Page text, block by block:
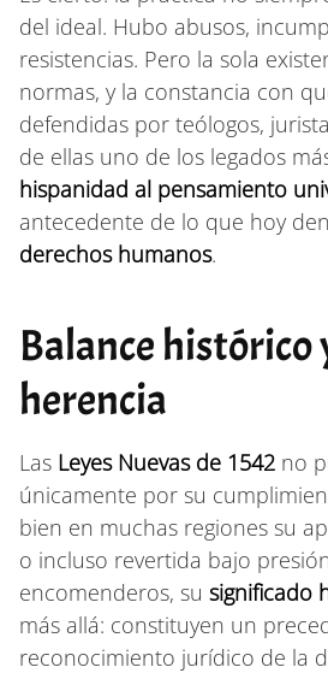
del ideal. Hubo abusos,
resistencias. Pero la sola
normas, y la constancia con
defendidas por teólogos,
de ellas uno de los legados
hispanidad al pensamiento
antecedente de lo que hoy
derechos humanos.
Balance histórico
herencia
Las Leyes Nuevas de 1542 no
únicamente por su
bien en muchas regiones su
o incluso revertida bajo
encomenderos, su significado
más allá: constituyen un
reconocimiento jurídico de la